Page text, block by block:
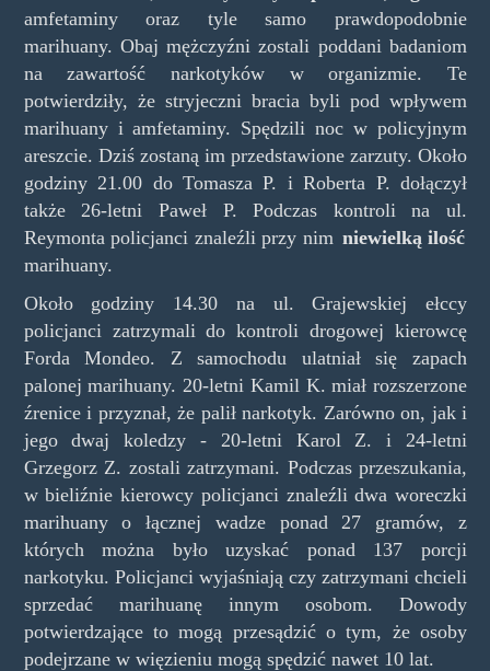
amfetaminy oraz tyle samo prawdopodobnie
marihuany. Obaj mężczyźni zostali poddani badaniom
na zawartość narkotyków w organizmie. Te
potwierdziły, że stryjeczni bracia byli pod wpływem
marihuany i amfetaminy. Spędzili noc w policyjnym
areszcie. Dziś zostaną im przedstawione zarzuty. Około
godziny 21.00 do Tomasza P. i Roberta P. dołączył
także 26-letni Paweł P. Podczas kontroli na ul.
Reymonta policjanci znaleźli przy nim niewielką ilość
marihuany.
Około godziny 14.30 na ul. Grajewskiej ełccy
policjanci zatrzymali do kontroli drogowej kierowcę
Forda Mondeo. Z samochodu ulatniał się zapach
palonej marihuany. 20-letni Kamil K. miał rozszerzone
źrenice i przyznał, że palił narkotyk. Zarówno on, jak i
jego dwaj koledzy - 20-letni Karol Z. i 24-letni
Grzegorz Z. zostali zatrzymani. Podczas przeszukania,
w bieliźnie kierowcy policjanci znaleźli dwa woreczki
marihuany o łącznej wadze ponad 27 gramów, z
których można było uzyskać ponad 137 porcji
narkotyku. Policjanci wyjaśniają czy zatrzymani chcieli
sprzedać marihuanę innym osobom. Dowody
potwierdzające to mogą przesądzić o tym, że osoby
podejrzane w więzieniu mogą spędzić nawet 10 lat.